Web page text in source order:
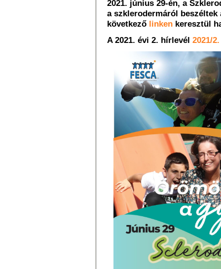
2021. június 29-én, a
a szklerodermáról
következő linken keresztül
A 2021. évi 2. hírlevél 2021/